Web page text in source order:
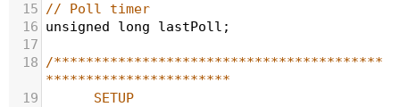
15 // Poll timer
16 unsigned long lastPoll ;
17
18 /*****************************************
***********************
19
SETUP